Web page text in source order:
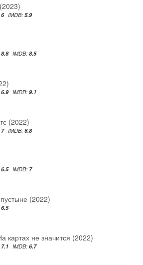
6 IMDB: 5.9
8.8 IMDB: 8.5
6.9 IMDB: 9.1
(2022)
7 IMDB: 6.8
6.5 IMDB: 7
(2022)
6.5
картах не значится (2022)
7.1 IMDB: 6.7